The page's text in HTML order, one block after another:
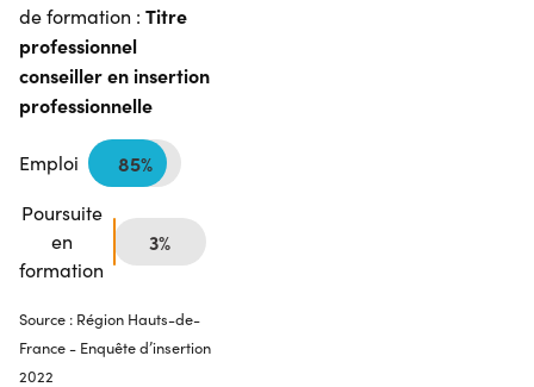
de formation : Titre
professionnel
conseiller en insertion
professionnelle
Emploi 85%
Poursuite
en
formation
3%
Source : Région Hauts-de-
France - Enquête d’insertion
2022